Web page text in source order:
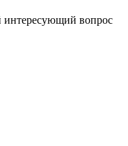
интересующий вопрос